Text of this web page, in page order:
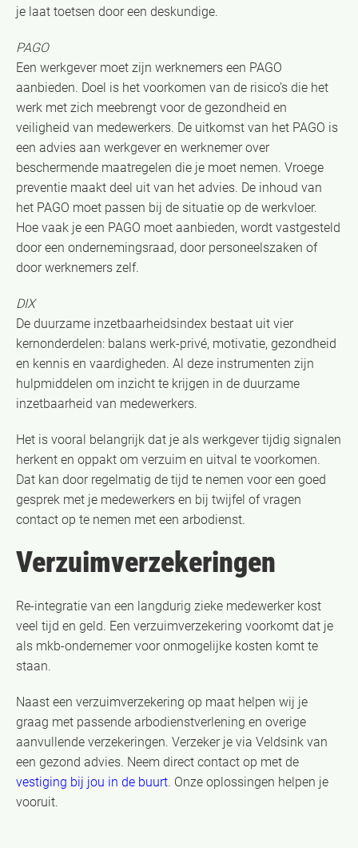
je laat toetsen door een deskundige.
PAGO
Een werkgever moet zijn werknemers een PAGO
aanbieden. Doel is het voorkomen van de risico’s die het
werk met zich meebrengt voor de gezondheid en
veiligheid van medewerkers. De uitkomst van het PAGO is
een advies aan werkgever en werknemer over
beschermende maatregelen die je moet nemen. Vroege
preventie maakt deel uit van het advies. De inhoud van
het PAGO moet passen bij de situatie op de werkvloer.
Hoe vaak je een PAGO moet aanbieden, wordt vastgesteld
door een ondernemingsraad, door personeelszaken of
door werknemers zelf.
DIX
De duurzame inzetbaarheidsindex bestaat uit vier
kernonderdelen: balans werk-privé, motivatie, gezondheid
en kennis en vaardigheden. Al deze instrumenten zijn
hulpmiddelen om inzicht te krijgen in de duurzame
inzetbaarheid van medewerkers.
Het is vooral belangrijk dat je als werkgever tijdig signalen
herkent en oppakt om verzuim en uitval te voorkomen.
Dat kan door regelmatig de tijd te nemen voor een goed
gesprek met je medewerkers en bij twijfel of vragen
contact op te nemen met een arbodienst.
Verzuimverzekeringen
Re-integratie van een langdurig zieke medewerker kost
veel tijd en geld. Een verzuimverzekering voorkomt dat je
als mkb-ondernemer voor onmogelijke kosten komt te
staan.
Naast een verzuimverzekering op maat helpen wij je
graag met passende arbodienstverlening en overige
aanvullende verzekeringen. Verzeker je via Veldsink van
een gezond advies. Neem direct contact op met de
vestiging bij jou in de buurt. Onze oplossingen helpen je
vooruit.